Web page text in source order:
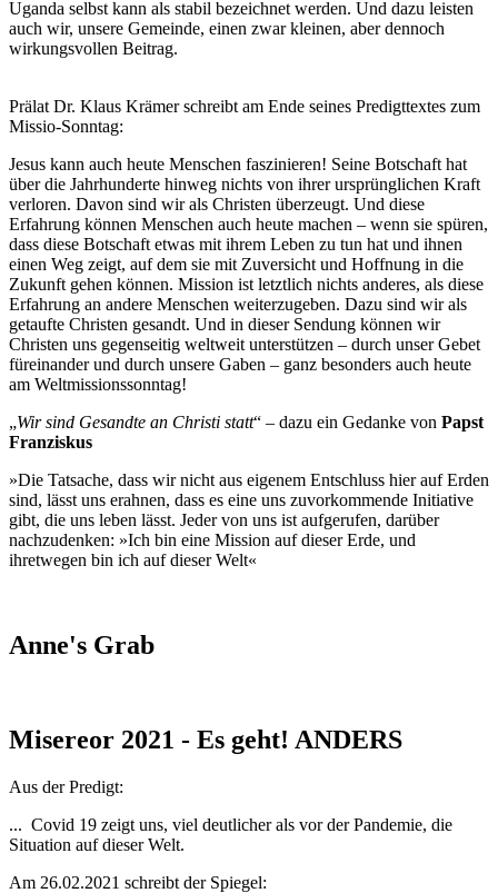
Uganda selbst kann als stabil bezeichnet werden. Und dazu leisten
auch wir, unsere Gemeinde, einen zwar kleinen, aber dennoch
wirkungsvollen Beitrag.
Prälat Dr. Klaus Krämer schreibt am Ende seines Predigttextes zum
Missio-Sonntag:
Jesus kann auch heute Menschen faszinieren! Seine Botschaft hat
über die Jahrhunderte hinweg nichts von ihrer ursprünglichen Kraft
verloren. Davon sind wir als Christen überzeugt. Und diese
Erfahrung können Menschen auch heute machen – wenn sie spüren,
dass diese Botschaft etwas mit ihrem Leben zu tun hat und ihnen
einen Weg zeigt, auf dem sie mit Zuversicht und Hoffnung in die
Zukunft gehen können. Mission ist letztlich nichts anderes, als diese
Erfahrung an andere Menschen weiterzugeben. Dazu sind wir als
getaufte Christen gesandt. Und in dieser Sendung können wir
Christen uns gegenseitig weltweit unterstützen – durch unser Gebet
füreinander und durch unsere Gaben – ganz besonders auch heute
am Weltmissionssonntag!
„Wir sind Gesandte an Christi statt“ – dazu ein Gedanke von Papst
Franziskus
»Die Tatsache, dass wir nicht aus eigenem Entschluss hier auf Erden
sind, lässt uns erahnen, dass es eine uns zuvorkommende Initiative
gibt, die uns leben lässt. Jeder von uns ist aufgerufen, darüber
nachzudenken: »Ich bin eine Mission auf dieser Erde, und
ihretwegen bin ich auf dieser Welt«
Anne's Grab
Misereor 2021 - Es geht! ANDERS
Aus der Predigt:
... Covid 19 zeigt uns, viel deutlicher als vor der Pandemie, die
Situation auf dieser Welt.
Am 26.02.2021 schreibt der Spiegel: